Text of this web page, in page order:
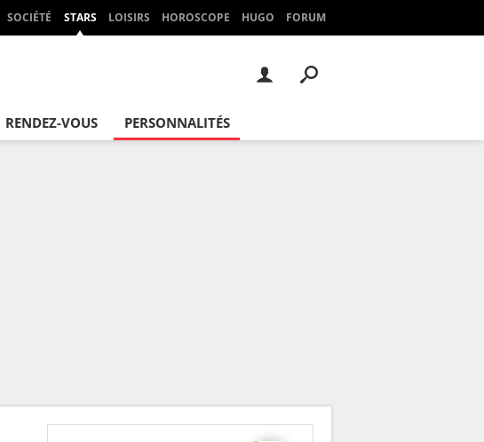
SOCIÉTÉ STARS LOISIRS HOROSCOPE HUGO FORUM
RENDEZ-VOUS PERSONNALITÉS